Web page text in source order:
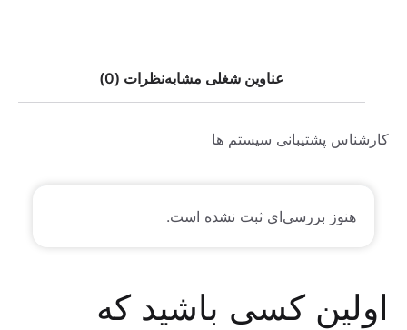
عناوین شغلی مشابهنظرات (0)
کارشناس پشتیبانی سیستم ها
هنوز بررسی‌ای ثبت نشده است.
اولین کسی باشید که